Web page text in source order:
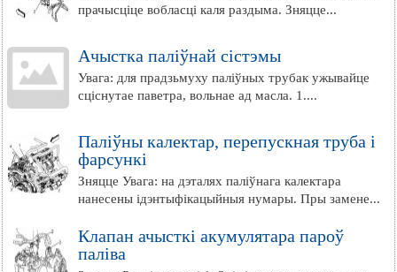
прачысціце вобласці каля раздыма. Зняцце...
Ачыстка паліўнай сістэмы
Увага: для прадзьмуху паліўных трубак ужывайце
сціснутае паветра, вольнае ад масла. 1....
Паліўны калектар, перепускная труба і
фарсункі
Зняцце Увага: на дэталях паліўнага калектара
нанесены ідэнтыфікацыйныя нумары. Пры замене...
Клапан ачысткі акумулятара пароў
паліва